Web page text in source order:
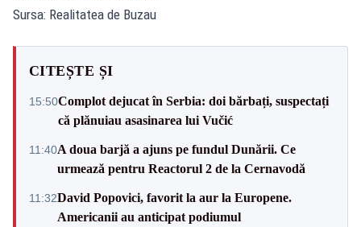
Sursa: Realitatea de Buzau
CITEȘTE ȘI
15:50Complot dejucat în Serbia: doi bărbați, suspectați
că plănuiau asasinarea lui Vučić
11:40A doua barjă a ajuns pe fundul Dunării. Ce
urmează pentru Reactorul 2 de la Cernavodă
11:32David Popovici, favorit la aur la Europene.
Americanii au anticipat podiumul